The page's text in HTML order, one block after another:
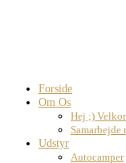
Forside
Om Os
Hej ;)
Udstyr
Autocamper